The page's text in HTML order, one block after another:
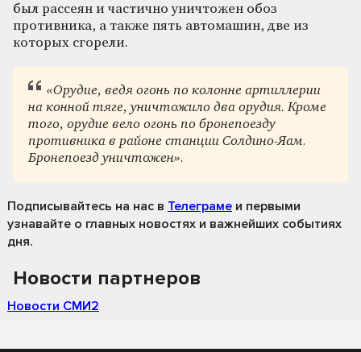
был рассеян и частично уничтожен обоз
противника, а также пять автомашин, две из
которых сгорели.
«Орудие, ведя огонь по колонне артиллерии
на конной тяге, уничтожило два орудия. Кроме
того, орудие вело огонь по бронепоезду
противника в районе станции Солдино-Яам.
Бронепоезд уничтожен».
Подписывайтесь на нас в Телеграме и первыми
узнавайте о главных новостях и важнейших событиях
дня.
Новости партнеров
Новости СМИ2